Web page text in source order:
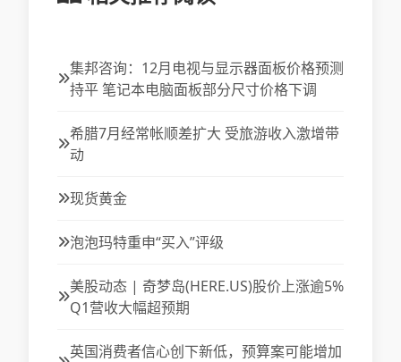
集邦咨询：12月电视与显示器面板价格预测
持平 笔记本电脑面板部分尺寸价格下调
希腊7月经常帐顺差扩大 受旅游收入激增带
动
现货黄金
泡泡玛特重申“买入”评级
美股动态 | 奇梦岛(HERE.US)股价上涨逾5%
Q1营收大幅超预期
英国消费者信心创下新低，预算案可能增加